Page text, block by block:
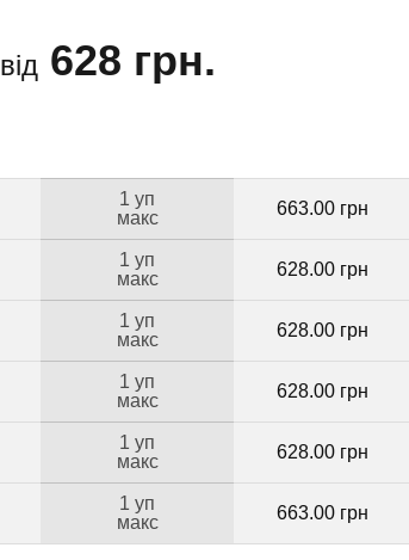
від 628 грн.
1 уп
макс
663.00 грн
1 уп
макс
628.00 грн
1 уп
макс
628.00 грн
1 уп
макс
628.00 грн
1 уп
макс
628.00 грн
1 уп
макс
663.00 грн